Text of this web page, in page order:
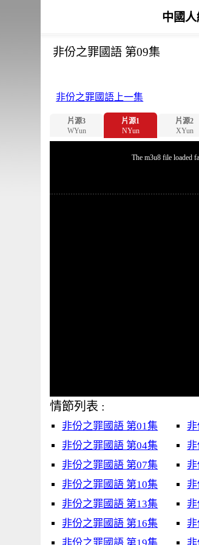
中國
非份之罪國語 第09集
非份之罪國語上一集
片源3
WYun
片源1
NYun
片源2
XYun
情節列表 :
非份之罪國語 第01集
非份之罪國語 第04集
非份之罪國語 第07集
非份之罪國語 第10集
非份之罪國語 第13集
非份之罪國語 第16集